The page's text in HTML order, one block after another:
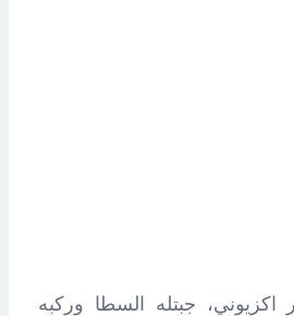
جبتله السطا وركبه